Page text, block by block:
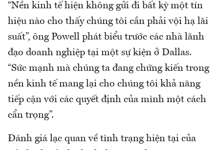
“Nền kinh tế hiện không gửi đi bất kỳ một tín
hiệu nào cho thấy chúng tôi cần phải vội hạ lãi
suất”, ông Powell phát biểu trước các nhà lãnh
đạo doanh nghiệp tại một sự kiện ở Dallas.
“Sức mạnh mà chúng ta đang chứng kiến trong
nền kinh tế mang lại cho chúng tôi khả năng
tiếp cận với các quyết định của mình một cách
cẩn trọng”.
Đánh giá lạc quan về tình trạng hiện tại của